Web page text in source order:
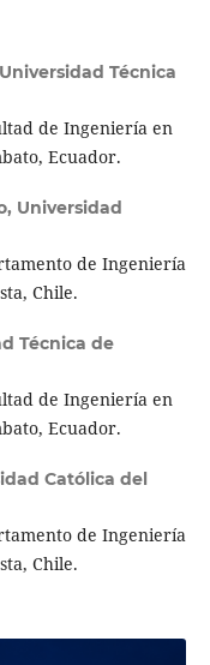
Universidad Técnica
de Ingeniería en
Ecuador.
Universidad
de Ingeniería
Chile.
Técnica de
de Ingeniería en
Ecuador.
Católica del
de Ingeniería
Chile.